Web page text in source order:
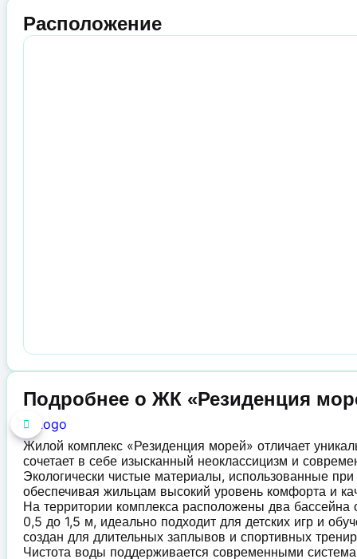
Расположение
Подробнее о ЖК «Резиденция
Жилой комплекс «Резиденция морей» отличает
сочетает в себе изысканный неоклассицизм и
Экологически чистые материалы, использованные
обеспечивая жильцам высокий уровень комфорта и
На территории комплекса расположены два
0,5 до 1,5 м, идеально подходит для детских игр и
создан для длительных заплывов и спортивных
Чистота воды поддерживается современными